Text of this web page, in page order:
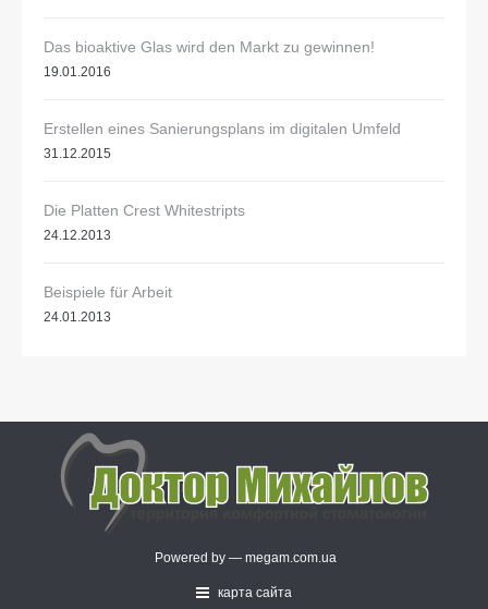
Das bioaktive Glas wird den Markt zu gewinnen!
19.01.2016
Erstellen eines Sanierungsplans im digitalen Umfeld
31.12.2015
Die Platten Crest Whitestripts
24.12.2013
Beispiele für Arbeit
24.01.2013
Powered by — megam.com.ua
карта сайта